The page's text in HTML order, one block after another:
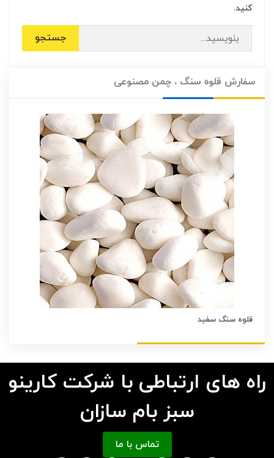
کنید.
جستجو
سفارش قلوه سنگ ، چمن مصنوعی
قلوه سنگ سفید
راه های ارتباطی با شرکت کارینو
سبز بام سازان
تماس با ما